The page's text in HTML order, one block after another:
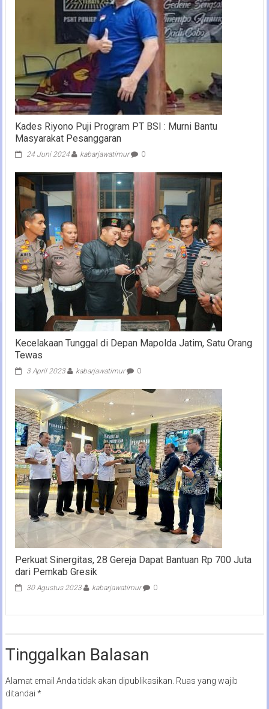
Kades Riyono Puji Program PT BSI : Murni Bantu
Masyarakat Pesanggaran
24 Juni 2024 kabarjawatimur 0
Kecelakaan Tunggal di Depan Mapolda Jatim, Satu Orang
Tewas
3 April 2023 kabarjawatimur 0
Perkuat Sinergitas, 28 Gereja Dapat Bantuan Rp 700 Juta
dari Pemkab Gresik
30 Agustus 2023 kabarjawatimur 0
Tinggalkan Balasan
Alamat email Anda tidak akan dipublikasikan. Ruas yang wajib
ditandai *